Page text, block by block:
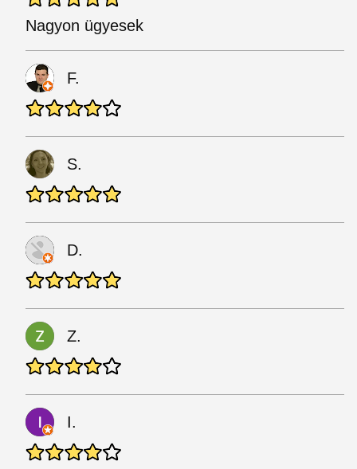
Nagyon ügyesek
F.
S.
D.
Z.
I.